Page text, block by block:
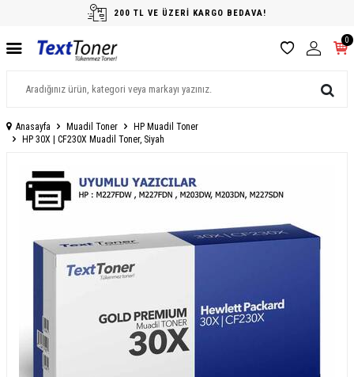
200 TL VE ÜZERİ KARGO BEDAVA!
0
Anasayfa Muadil Toner
HP Muadil Toner
HP 30X | CF230X Muadil Toner, Siyah